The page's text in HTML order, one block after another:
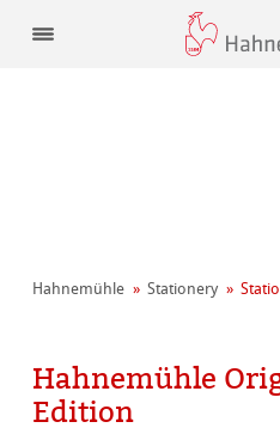
Hahnemühle Stationery
Hahnemühle
Edition